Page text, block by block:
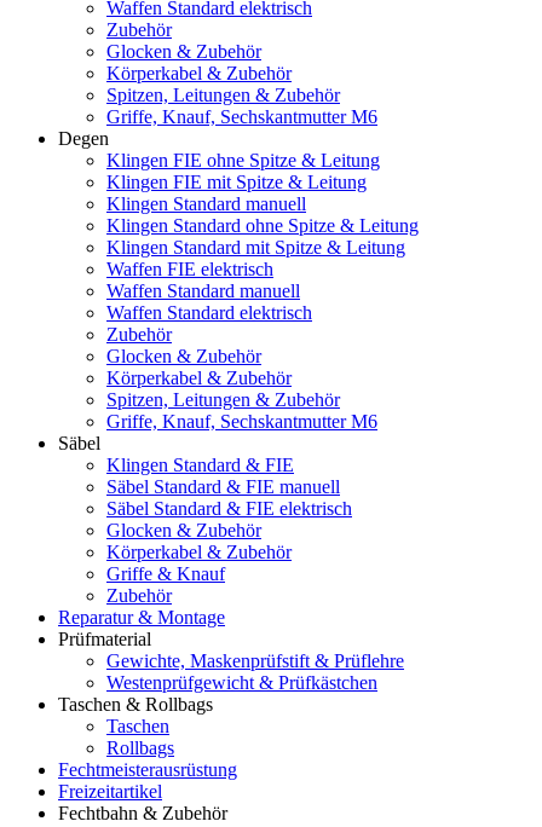
Waffen Standard elektrisch
Zubehör
Glocken & Zubehör
Körperkabel & Zubehör
Spitzen, Leitungen & Zubehör
Griffe, Knauf, Sechskantmutter M6
Degen
Klingen FIE ohne Spitze & Leitung
Klingen FIE mit Spitze & Leitung
Klingen Standard manuell
Klingen Standard ohne Spitze & Leitung
Klingen Standard mit Spitze & Leitung
Waffen FIE elektrisch
Waffen Standard manuell
Waffen Standard elektrisch
Zubehör
Glocken & Zubehör
Körperkabel & Zubehör
Spitzen, Leitungen & Zubehör
Griffe, Knauf, Sechskantmutter M6
Säbel
Klingen Standard & FIE
Säbel Standard & FIE manuell
Säbel Standard & FIE elektrisch
Glocken & Zubehör
Körperkabel & Zubehör
Griffe & Knauf
Zubehör
Reparatur & Montage
Prüfmaterial
Gewichte, Maskenprüfstift & Prüflehre
Westenprüfgewicht & Prüfkästchen
Taschen & Rollbags
Taschen
Rollbags
Fechtmeisterausrüstung
Freizeitartikel
Fechtbahn & Zubehör